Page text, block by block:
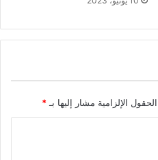
الحقول الإلزامية مشار إليها بـ*